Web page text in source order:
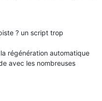
? un script trop
régénération automatique
avec les nombreuses